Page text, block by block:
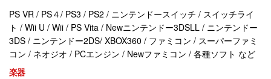
PS VR / PS４/ PS3 / PS2 / ニンテンドースイッチ / スイッチライ
ト / Wii U / Wii / PS Vita / Newニンテンドー3DSLL / ニンテンドー
3DS / ニンテンドー2DS/ XBOX360 / ファミコン / スーパーファミ
コン / ネオジオ / PCエンジン / Newファミコン / 各種ソフト など
楽器